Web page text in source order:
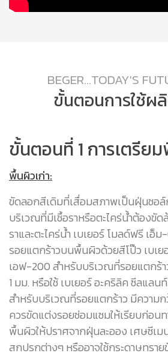
BEGER...TODAY'S
ขั้นตอนการใช้
ขั้นตอนที่ 1 การเตรีย
พื้นผิวเก่า:
ขัดลอกสีเดิมที่เสื่อมสภาพเป็นฝุ่นชอ
บริเวณที่มีเชื้อราหรือตะไคร่น้ำต้องขัด
ราและตะไคร่น้ำ เบเยอร์ โมลด์ฟรี เอ็
รอยแตกร้าวบนพื้นผิวด้วยสีโป๊ว เบเย
เอฟ-200 สำหรับบริเวณที่รอยแตกร้
1 มม. หรือใช้ เบเยอร์ อะคริลิค ซีลแล
สำหรับบริเวณที่รอยแตกร้าว มีความก
ควรขัดแต่งรอยซ่อมแซมให้เรียบก่อน
พื้นผิวให้ปราศจากฝุ่นละออง เศษซีเม
สกปรกต่างๆ หรืออาจใช้กระดาษทรา